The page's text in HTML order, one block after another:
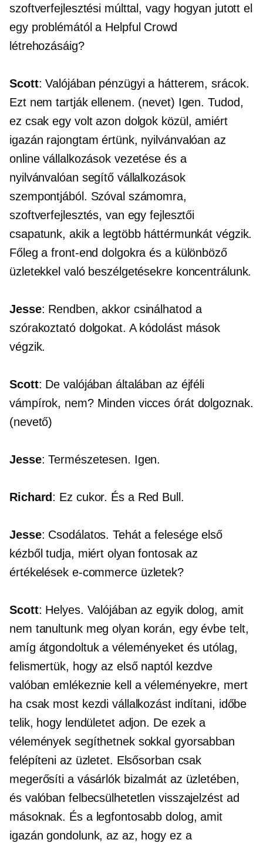
szoftverfejlesztési múlttal, vagy hogyan jutott el
egy problémától a Helpful Crowd
létrehozásáig?
Scott: Valójában pénzügyi a hátterem, srácok.
Ezt nem tartják ellenem. (nevet) Igen. Tudod,
ez csak egy volt azon dolgok közül, amiért
igazán rajongtam értünk, nyilvánvalóan az
online vállalkozások vezetése és a
nyilvánvalóan segítő vállalkozások
szempontjából. Szóval számomra,
szoftverfejlesztés, van egy fejlesztői
csapatunk, akik a legtöbb háttérmunkát végzik.
Főleg a front-end dolgokra és a különböző
üzletekkel való beszélgetésekre koncentrálunk.
Jesse: Rendben, akkor csinálhatod a
szórakoztató dolgokat. A kódolást mások
végzik.
Scott: De valójában általában az éjféli
vámpírok, nem? Minden vicces órát dolgoznak.
(nevető)
Jesse: Természetesen. Igen.
Richard: Ez cukor. És a Red Bull.
Jesse: Csodálatos. Tehát a felesége első
kézből tudja, miért olyan fontosak az
értékelések e-commerceüzletek?
Scott: Helyes. Valójában az egyik dolog, amit
nem tanultunk meg olyan korán, egy évbe telt,
amíg átgondoltuk a véleményeket és utólag,
felismertük, hogy az első naptól kezdve
valóban emlékeznie kell a véleményekre, mert
ha csak most kezdi vállalkozást indítani, időbe
telik, hogy lendületet adjon. De ezek a
vélemények segíthetnek sokkal gyorsabban
felépíteni az üzletet. Elsősorban csak
megerősíti a vásárlók bizalmát az üzletében,
és valóban felbecsülhetetlen visszajelzést ad
másoknak. És a legfontosabb dolog, amit
igazán gondolunk, az az, hogy ez a